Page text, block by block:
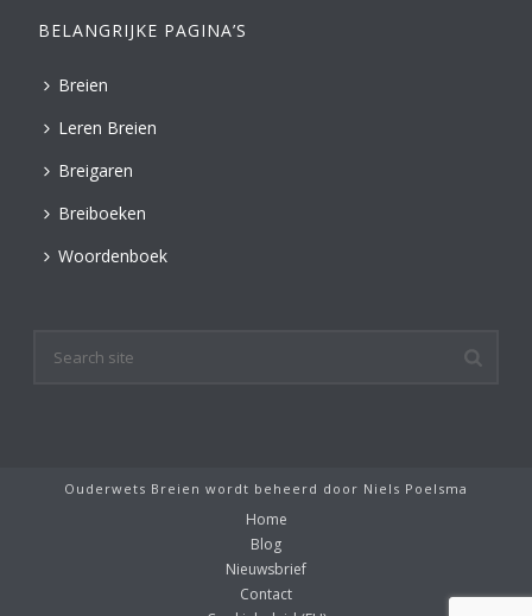
BELANGRIJKE PAGINA’S
Breien
Leren Breien
Breigaren
Breiboeken
Woordenboek
Ouderwets Breien wordt beheerd door Niels Poelsma
Home
Blog
Nieuwsbrief
Contact